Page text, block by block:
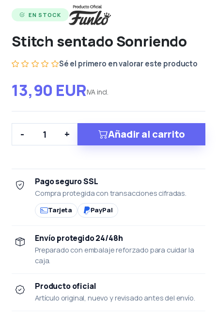
EN STOCK
Stitch sentado Sonriendo
Sé el primero en valorar este producto
13,90 EURIVA incl.
- + Añadir al carrito
Pago seguro SSL
Compra protegida con transacciones cifradas.
Tarjeta PayPal
Envío protegido 24/48h
Preparado con embalaje reforzado para cuidar la
caja.
Producto oficial
Artículo original, nuevo y revisado antes del envío.